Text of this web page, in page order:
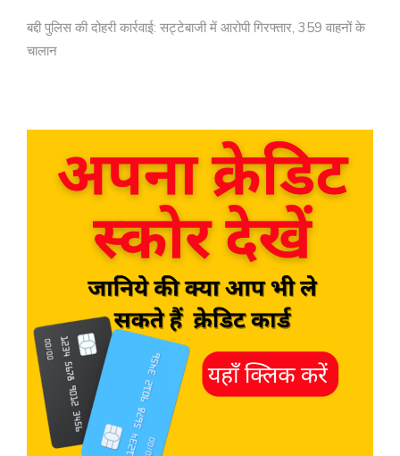
बद्दी पुलिस की दोहरी कार्रवाई: सट्टेबाजी में आरोपी गिरफ्तार, 359 वाहनों के
चालान